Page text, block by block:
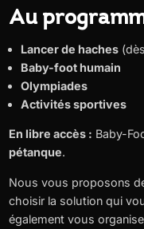
Au
Lancer de haches
Baby-foot humain
Olympiades
Activités sportives
En libre accès : Baby-
pétanque.
Nous vous proposons
choisir la solution qui
également vous